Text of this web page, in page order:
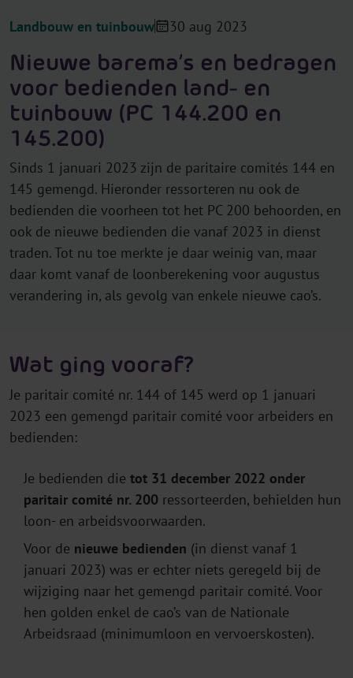
Landbouw en tuinbouw 30 aug 2023
Nieuwe barema’s en bedragen
voor bedienden land- en
tuinbouw (PC 144.200 en
145.200)
Sinds 1 januari 2023 zijn de paritaire comités 144 en
145 gemengd. Hieronder ressorteren nu ook de
bedienden die voorheen tot het PC 200 behoorden, en
ook de nieuwe bedienden die vanaf 2023 in dienst
traden. Tot nu toe merkte je daar weinig van, maar
daar komt vanaf de loonberekening voor augustus
verandering in, als gevolg van enkele nieuwe cao’s.
Wat ging vooraf?
Je paritair comité nr. 144 of 145 werd op 1 januari
2023 een gemengd paritair comité voor arbeiders en
bedienden:
Je bedienden die tot 31 december 2022 onder
paritair comité nr. 200 ressorteerden, behielden hun
loon- en arbeidsvoorwaarden.
Voor de nieuwe bedienden (in dienst vanaf 1
januari 2023) was er echter niets geregeld bij de
wijziging naar het gemengd paritair comité. Voor
hen golden enkel de cao’s van de Nationale
Arbeidsraad (minimumloon en vervoerskosten).